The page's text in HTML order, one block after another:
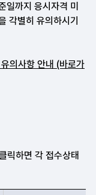
일까지 응시자격 미
각별히 유의하시기
의사항 안내 (바로가
릭하면 각 접수상태